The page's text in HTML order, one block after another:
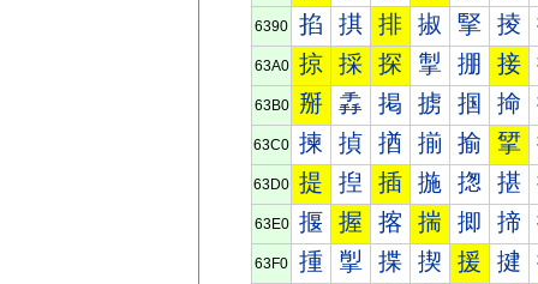
6390 掐 掑 排 掓 掔 掕
63A0 掠 採 探 掣 掤 接
63B0 掰 掱 掲 掳 掴 掵
63C0 揀 揁 揂 揃 揄 揅
63D0 提 揑 插 揓 揔 揕
63E0 揠 握 揢 揣 揤 揥
63F0 揰 揱 揲 揳 援 揵